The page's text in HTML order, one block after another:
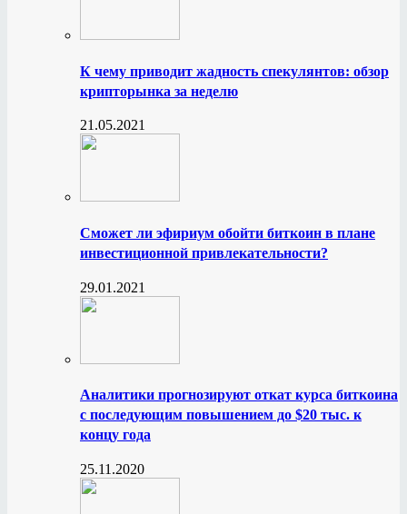
К чему приводит жадность спекулянтов: обзор
крипторынка за неделю
21.05.2021
Сможет ли эфириум обойти биткоин в плане
инвестиционной привлекательности?
29.01.2021
Аналитики прогнозируют откат курса биткоина
с последующим повышением до $20 тыс. к
концу года
25.11.2020